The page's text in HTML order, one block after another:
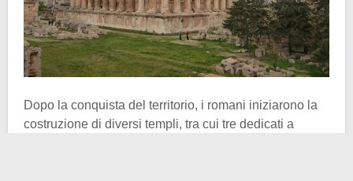
Dopo la conquista del territorio, i romani iniziarono la
costruzione di diversi templi, tra cui tre dedicati a